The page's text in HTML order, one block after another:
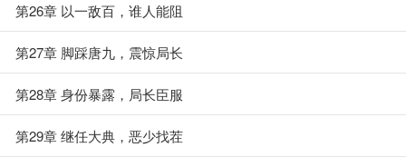
第26章 以一敌百，谁人能阻
第27章 脚踩唐九，震惊局长
第28章 身份暴露，局长臣服
第29章 继任大典，恶少找茬